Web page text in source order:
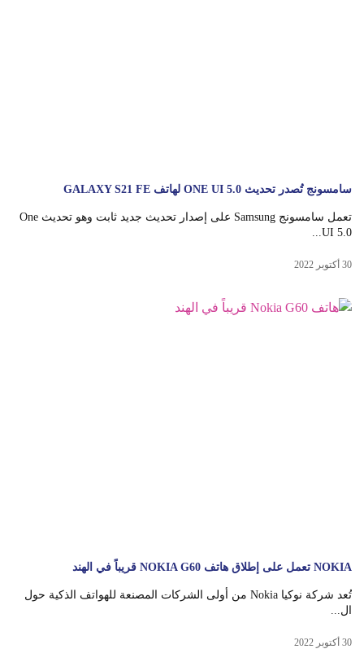
سامسونج تُصدر تحديث ONE UI 5.0 لهاتف GALAXY S21 FE
تعمل سامسونج Samsung على إصدار تحديث جديد ثابت وهو تحديث One
UI 5.0...
30 أكتوبر 2022
NOKIA تعمل على إطلاق هاتف NOKIA G60 قريباً في الهند
تُعد شركة نوكيا Nokia من أولى الشركات المصنعة للهواتف الذكية حول
ال...
30 أكتوبر 2022